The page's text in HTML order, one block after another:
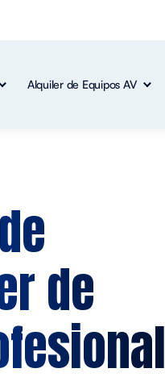
Alquiler de Equipos AV
de